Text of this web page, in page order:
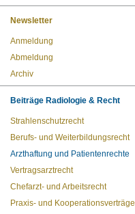
Newsletter
Anmeldung
Abmeldung
Archiv
Beiträge Radiologie & Recht
Strahlenschutzrecht
Berufs- und Weiterbildungsrecht
Arzthaftung und Patientenrechte
Vertragsarztrecht
Chefarzt- und Arbeitsrecht
Praxis- und Kooperationsverträge